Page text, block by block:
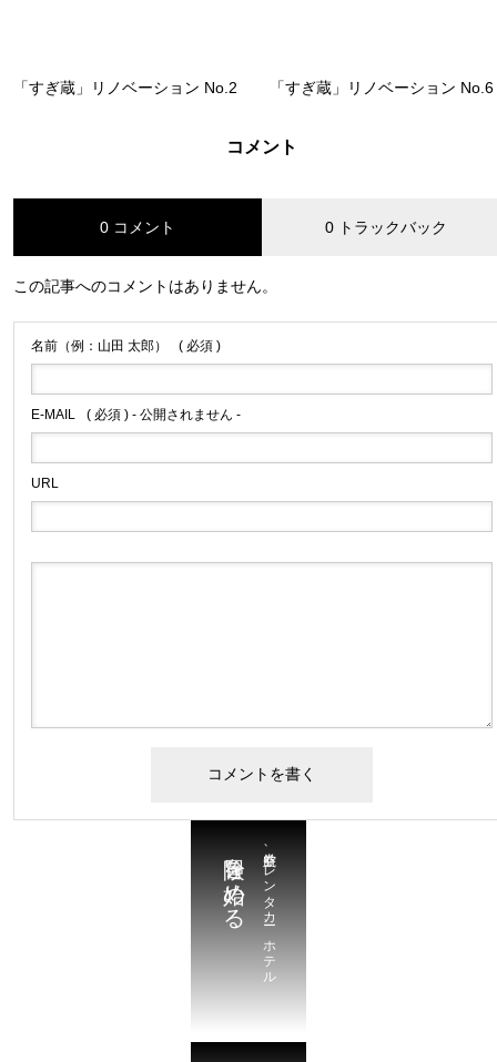
「すぎ蔵」リノベーション No.2 「すぎ蔵」リノベーション No.6
コメント
0 コメント 0 トラックバック
この記事へのコメントはありません。
名前（例：山田 太郎） ( 必須 )
E-MAIL ( 必須 ) - 公開されません -
URL
航空券、レンタカー、ホテル
冒険を始める